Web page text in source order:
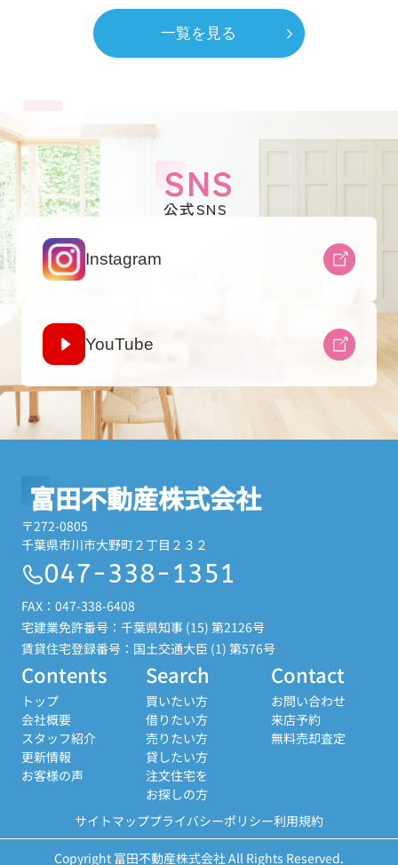
一覧を見る
SNS
公式SNS
Instagram
YouTube
富田不動産株式会社
〒272-0805
千葉県市川市大野町２丁目２３２
047-338-1351
FAX：047-338-6408
宅建業免許番号：千葉県知事 (15) 第2126号
賃貸住宅登録番号：国土交通大臣 (1) 第576号
Contents
トップ
会社概要
スタッフ紹介
更新情報
お客様の声
Search
買いたい方
借りたい方
売りたい方
貸したい方
注文住宅を
お探しの方
Contact
お問い合わせ
来店予約
無料売却査定
サイトマッププライバシーポリシー利用規約
Copyright 富田不動産株式会社 All Rights Reserved.